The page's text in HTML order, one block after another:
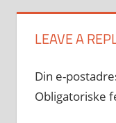
LEAVE A
Din e-
Obligatoriske